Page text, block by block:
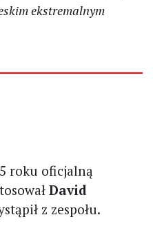
ekstremalnym
roku oficjalną
David
z zespołu.